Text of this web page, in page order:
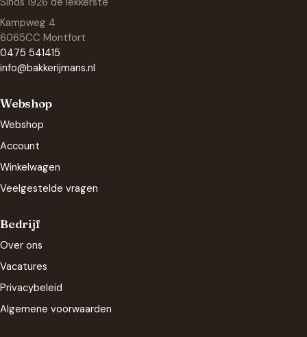
Kampweg 4
6065CC Montfort
0475 541415
info@bakkerijmans.nl
Webshop
Webshop
Account
Winkelwagen
Veelgestelde vragen
Bedrijf
Over ons
Vacatures
Privacybeleid
Algemene voorwaarden